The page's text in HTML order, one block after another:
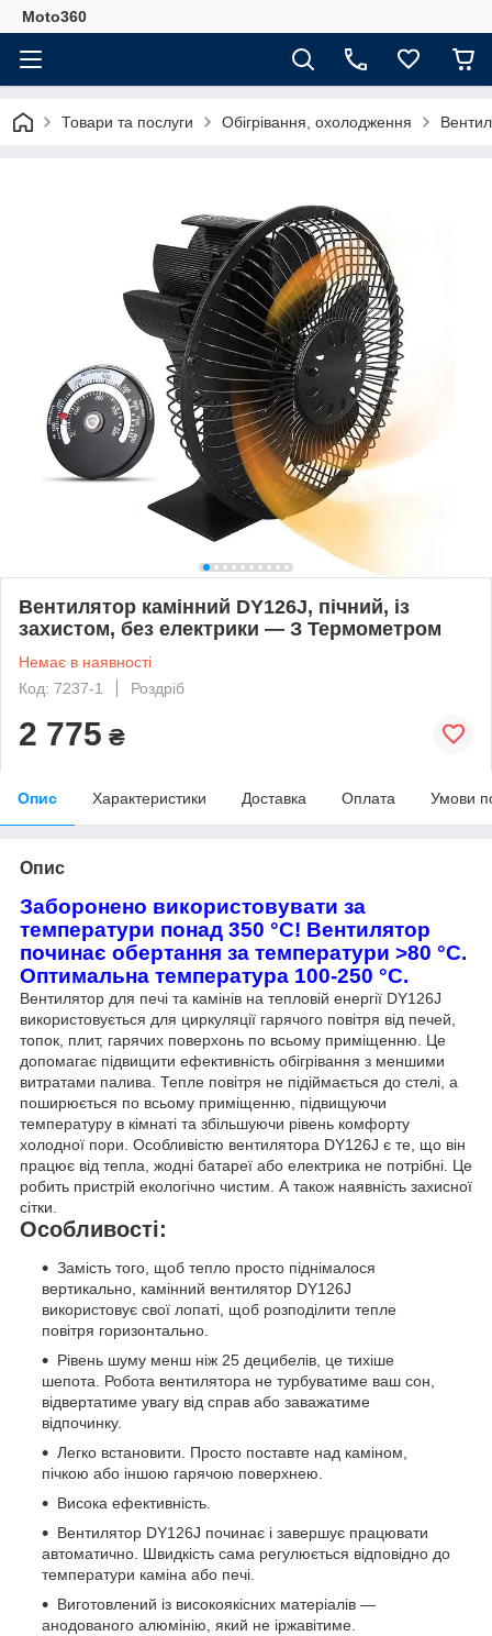
Moto360
Товари та послуги Обігрівання, охолодження
Вентилятор камінний DY126J, пічний, із
захистом, без електрики — З Термометром
Немає в наявності
Код: 7237-1
Роздріб
2 775 ₴
Опис Характеристики Доставка Оплата Умови
Опис
Заборонено використовувати за
температури понад 350 °C! Вентилятор
починає обертання за температури >80 °C.
Оптимальна температура 100-250 °C.
Вентилятор для печі та камінів на тепловій енергії DY126J
використовується для циркуляції гарячого повітря від печей,
топок, плит, гарячих поверхонь по всьому приміщенню. Це
допомагає підвищити ефективність обігрівання з меншими
витратами палива. Тепле повітря не підіймається до стелі, а
поширюється по всьому приміщенню, підвищуючи
температуру в кімнаті та збільшуючи рівень комфорту
холодної пори. Особливістю вентилятора DY126J є те, що він
працює від тепла, жодні батареї або електрика не потрібні. Це
робить пристрій екологічно чистим. А також наявність захисної
сітки.
Особливості:
Замість того, щоб тепло просто піднімалося
вертикально, камінний вентилятор DY126J
використовує свої лопаті, щоб розподілити тепле
повітря горизонтально.
Рівень шуму менш ніж 25 децибелів, це тихіше
шепота. Робота вентилятора не турбуватиме ваш сон,
відвертатиме увагу від справ або заважатиме
відпочинку.
Легко встановити. Просто поставте над каміном,
пічкою або іншою гарячою поверхнею.
Висока ефективність.
Вентилятор DY126J починає і завершує працювати
автоматично. Швидкість сама регулюється відповідно до
температури каміна або печі.
Виготовлений із високоякісних матеріалів —
анодованого алюмінію, який не іржавітиме.